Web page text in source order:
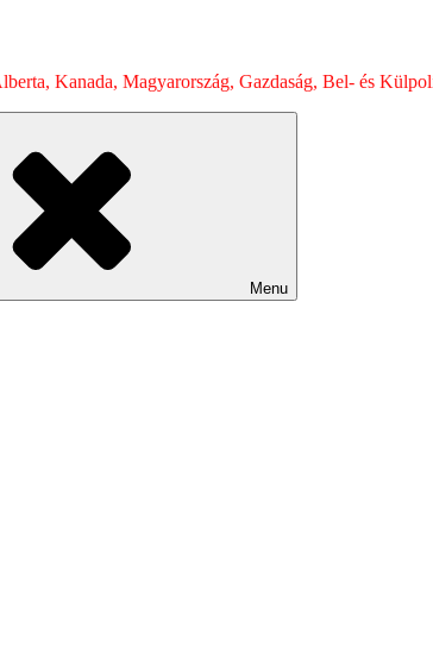
Kanada, Magyarország, Gazdaság, Bel- és
Menu